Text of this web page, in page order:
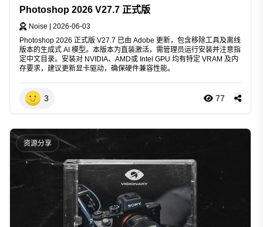
Photoshop 2026 V27.7 正式版
Noise
2026-06-03
Photoshop 2026 正式版 V27.7 已由 Adobe 更新，包含移除工具及离线
版本的生成式 AI 模型。本版本为直装激活，需管理员运行安装并注意指
定中文目录。安装对 NVIDIA、AMD或 Intel GPU 均有特定 VRAM 及内
存要求，建议更新显卡驱动，确保硬件兼容性能。
3 77
资源分享